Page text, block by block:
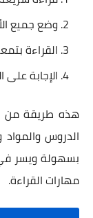
وضع جميع
القراءة
الإجابة
هذه طريقة من
الدروس والمواد
بسهولة ويسر
مهارات القراءة.